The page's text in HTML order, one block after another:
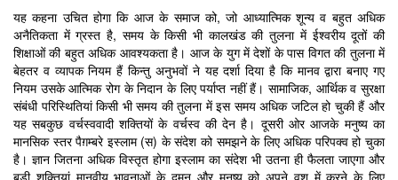
यह कहना उचित होगा कि आज के समाज को, जो आध्यात्मिक शून्य व बहुत अधिक
अनैतिकता में ग्रस्त है, समय के किसी भी कालखंड की तुलना में ईश्वरीय दूतों की
शिक्षाओं की बहुत अधिक आवश्यकता है। आज के युग में देशों के पास विगत की तुलना में
बेहतर व व्यापक नियम हैं किन्तु अनुभवों ने यह दर्शा दिया है कि मानव द्वारा बनाए गए
नियम उसके आत्मिक रोग के निदान के लिए पर्याप्त नहीं हैं। सामाजिक, आर्थिक व सुरक्षा
संबंधी परिस्थितियां किसी भी समय की तुलना में इस समय अधिक जटिल हो चुकी हैं और
यह सबकुछ वर्चस्ववादी शक्तियों के वर्चस्व की देन है। दूसरी ओर आजके मनुष्य का
मानसिक स्तर पैग़म्बरे इस्लाम (स) के संदेश को समझने के लिए अधिक परिपक्व हो चुका
है। ज्ञान जितना अधिक विस्तृत होगा इस्लाम का संदेश भी उतना ही फैलता जाएगा और
बड़ी शक्तियां मानवीय भावनाओं के दमन और मनुष्य को अपने वश में करने के लिए